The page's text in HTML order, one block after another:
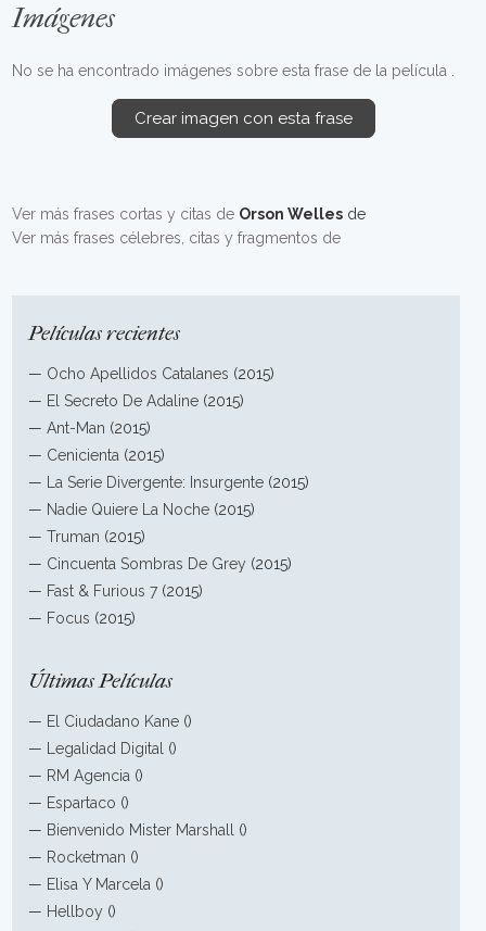
Imágenes
No se ha encontrado imágenes sobre esta frase de la película .
Crear imagen con esta frase
Ver más frases cortas y citas de Orson Welles de
Ver más frases célebres, citas y fragmentos de
Películas recientes
— Ocho Apellidos Catalanes (2015)
— El Secreto De Adaline (2015)
—Ant-Man (2015)
— Cenicienta (2015)
—
La Serie Divergente: Insurgente (2015)
— Nadie Quiere La Noche (2015)
—Truman (2015)
— Cincuenta Sombras De Grey (2015)
— Fast & Furious 7 (2015)
— Focus (2015)
Últimas Películas
— El Ciudadano Kane ()
—
Legalidad Digital
()
— RM Agencia ()
— Espartaco ()
— Bienvenido Mister Marshall
()
— Rocketman ()
— Elisa Y Marcela ()
— Hellboy ()